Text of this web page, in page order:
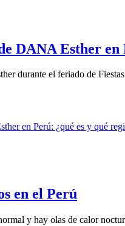
DANA Esther
durante el feriado de
en el Perú
y hay olas de calor